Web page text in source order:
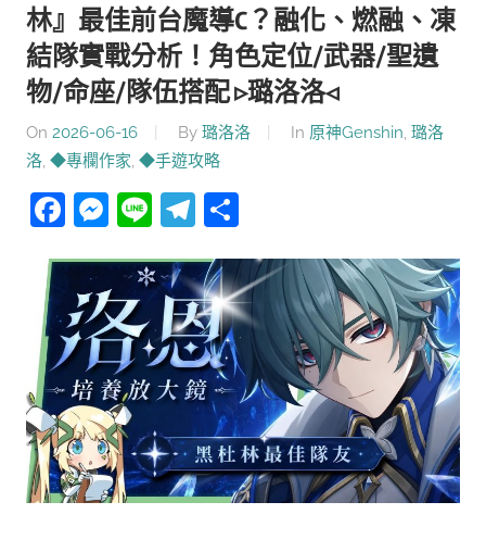
林』最佳前台魔導C？融化、燃融、凍
結隊實戰分析！角色定位/武器/聖遺
物/命座/隊伍搭配 ▹璐洛洛◃
On 2026-06-16 By 璐洛洛 In 原神Genshin, 璐洛
洛, ◆專欄作家, ◆手遊攻略
Facebook
Messenger
LineTelegram